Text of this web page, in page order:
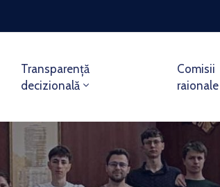
Transparență
decizională
Comisii
raionale